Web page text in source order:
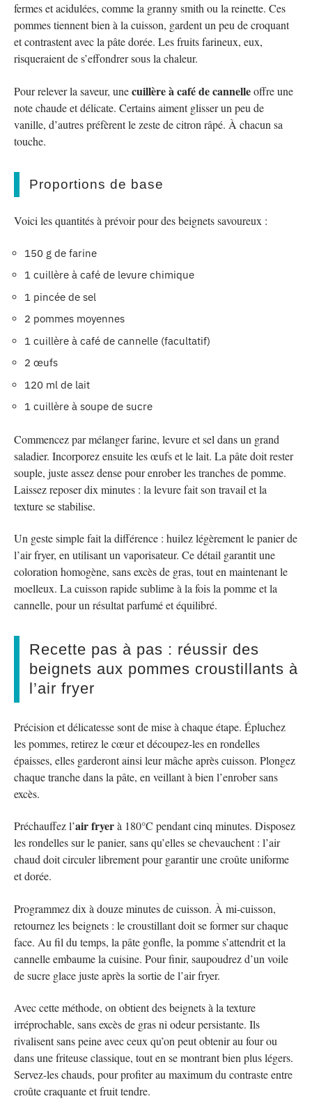
fermes et acidulées, comme la granny smith ou la reinette. Ces
pommes tiennent bien à la cuisson, gardent un peu de croquant
et contrastent avec la pâte dorée. Les fruits farineux, eux,
risqueraient de s’effondrer sous la chaleur.
Pour relever la saveur, unecuillère à café de cannelleoffre une
note chaude et délicate. Certains aiment glisser un peu de
vanille, d’autres préfèrent le zeste de citron râpé. À chacun sa
touche.
Proportions de base
Voici les quantités à prévoir pour des beignets savoureux :
150 g de farine
1 cuillère à café de levure chimique
1 pincée de sel
2 pommes moyennes
1 cuillère à café de cannelle (facultatif)
2 œufs
120 ml de lait
1 cuillère à soupe de sucre
Commencez par mélanger farine, levure et sel dans un grand
saladier. Incorporez ensuite les œufs et le lait. La pâte doit rester
souple, juste assez dense pour enrober les tranches de pomme.
Laissez reposer dix minutes : la levure fait son travail et la
texture se stabilise.
Un geste simple fait la différence : huilez légèrement le panier de
l’air fryer, en utilisant un vaporisateur. Ce détail garantit une
coloration homogène, sans excès de gras, tout en maintenant le
moelleux. La cuisson rapide sublime à la fois la pomme et la
cannelle, pour un résultat parfumé et équilibré.
Recette pas à pas : réussir des
beignets aux pommes croustillants à
l’air fryer
Précision et délicatesse sont de mise à chaque étape. Épluchez
les pommes, retirez le cœur et découpez-les en rondelles
épaisses, elles garderont ainsi leur mâche après cuisson. Plongez
chaque tranche dans la pâte, en veillant à bien l’enrober sans
excès.
Préchauffez l’air fryerà 180°C pendant cinq minutes. Disposez
les rondelles sur le panier, sans qu’elles se chevauchent : l’air
chaud doit circuler librement pour garantir une croûte uniforme
et dorée.
Programmez dix à douze minutes de cuisson. À mi-cuisson,
retournez les beignets : le croustillant doit se former sur chaque
face. Au fil du temps, la pâte gonfle, la pomme s’attendrit et la
cannelle embaume la cuisine. Pour finir, saupoudrez d’un voile
de sucre glace juste après la sortie de l’air fryer.
Avec cette méthode, on obtient des beignets à la texture
irréprochable, sans excès de gras ni odeur persistante. Ils
rivalisent sans peine avec ceux qu’on peut obtenir au four ou
dans une friteuse classique, tout en se montrant bien plus légers.
Servez-les chauds, pour profiter au maximum du contraste entre
croûte craquante et fruit tendre.